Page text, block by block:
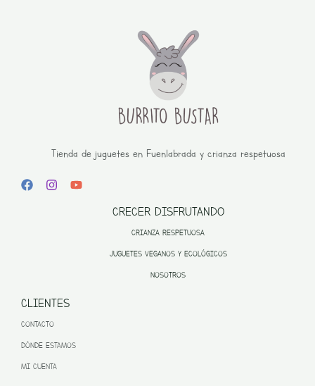
Tienda de juguetes en Fuenlabrada y crianza respetuosa
CRECER DISFRUTANDO
CRIANZA RESPETUOSA
JUGUETES VEGANOS Y ECOLÓGICOS
NOSOTROS
CLIENTES
CONTACTO
DÓNDE ESTAMOS
MI CUENTA